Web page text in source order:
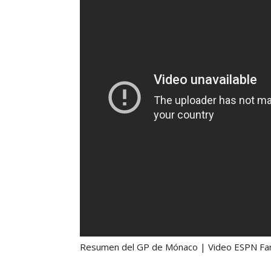
Resumen del GP de Mónaco | Video ESPN